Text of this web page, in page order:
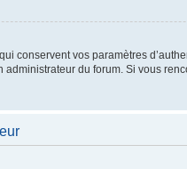
conservent vos paramètres
du forum. Si vous